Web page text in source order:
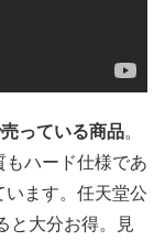
っている商品。
ハード仕様であ
います。任天堂公
と大分お得。見